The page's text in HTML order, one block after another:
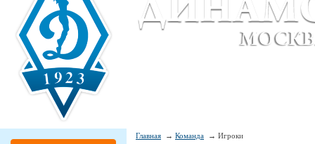
Главная Команда Игроки